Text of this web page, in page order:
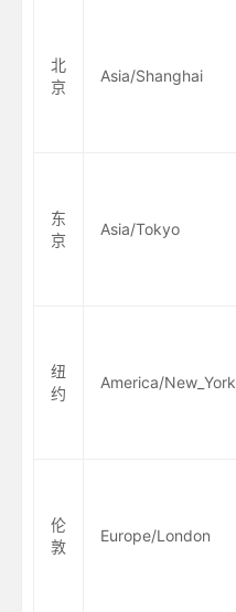
北
京
Asia/Shanghai
东
京
Asia/Tokyo
纽
约
America/New_York
伦
敦
Europe/London